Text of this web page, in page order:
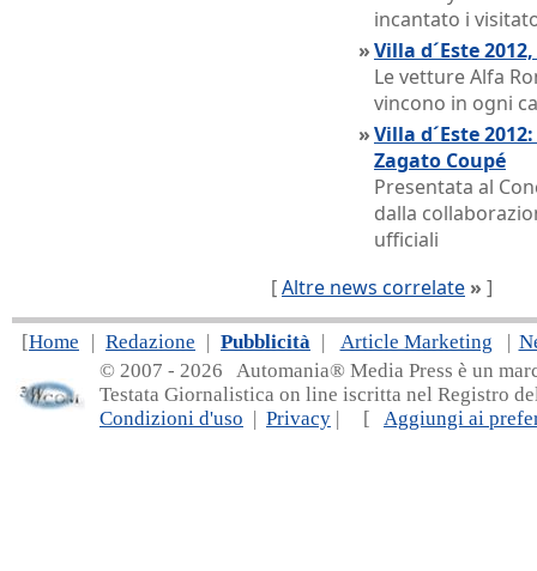
incantato i
»Villa d´Este
Le vetture Alfa
vincono in ogni
»Villa d´Este
Zagato Coupé
Presentata al
dalla
ufficiali
[Altre news correlate » ]
[Home | Redazione | Pubblicità | Article Marketing |
© 2007 - 2026 Automania® Media Press è un
Testata Giornalistica on line iscritta nel Registro
Condizioni d'uso | Privacy | [ Aggiungi ai